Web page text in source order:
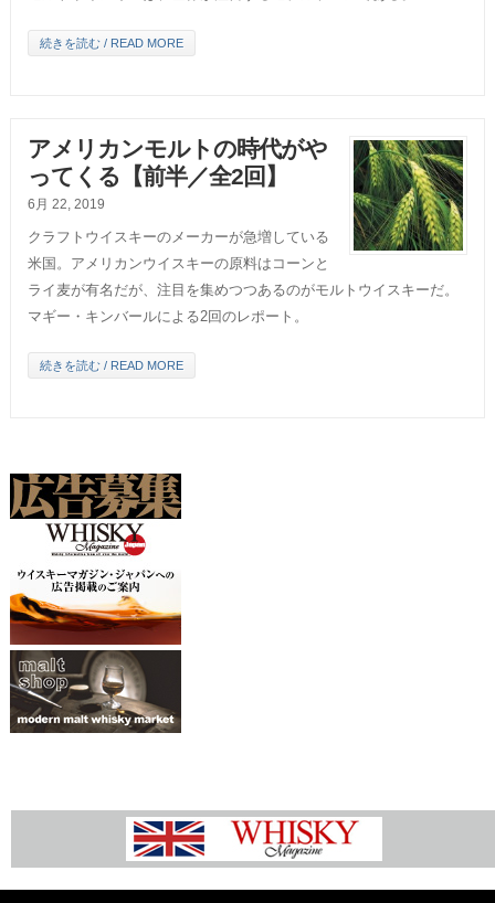
続きを読む / READ MORE
アメリカンモルトの時代がや
ってくる【前半／全2回】
6月 22, 2019
クラフトウイスキーのメーカーが急増している
米国。アメリカンウイスキーの原料はコーンと
ライ麦が有名だが、注目を集めつつあるのがモルトウイスキーだ。
マギー・キンバールによる2回のレポート。
続きを読む / READ MORE